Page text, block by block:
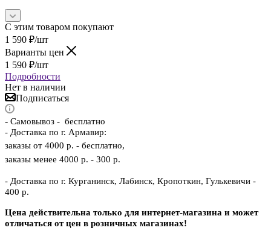
С этим товаром покупают
1 590 ₽/шт
Варианты цен
1 590 ₽/шт
Подробности
Нет в наличии
Подписаться
- Самовывоз - бесплатно
- Доставка по г. Армавир:
заказы от 4000 р. - бесплатно,
заказы менее 4000 р. - 300 р.
- Доставка по г. Курганинск, Лабинск, Кропоткин, Гулькевичи -
400 р.
Цена действительна только для интернет-магазина и может
отличаться от цен в розничных магазинах!